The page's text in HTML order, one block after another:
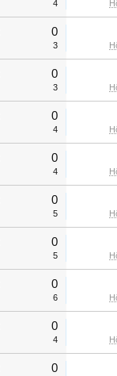
4
0
3
0
3
0
4
0
4
0
5
0
5
0
6
0
4
0